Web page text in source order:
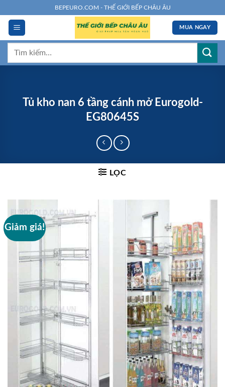
đến
dung
BEPEURO.COM - THẾ GIỚI BẾP CHÂU ÂU
MUA NGAY
Tìm
Tủ kho nan 6 tầng cánh mở Eurogold-
EG80645S
LỌC
Giảm giá!